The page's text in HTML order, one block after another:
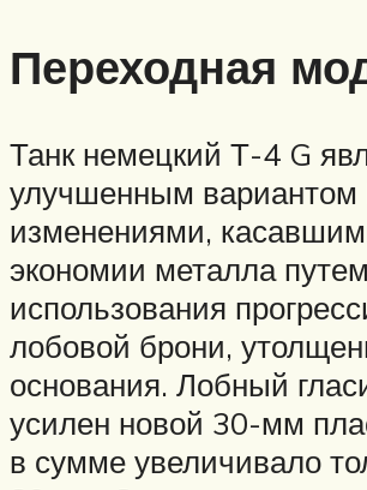
Переходная
Танк немецкий Т-4 G
улучшенным вариантом
изменениями,
экономии металла путем
использования
лобовой брони,
основания. Лобный
усилен новой 30-мм
в сумме увеличивало